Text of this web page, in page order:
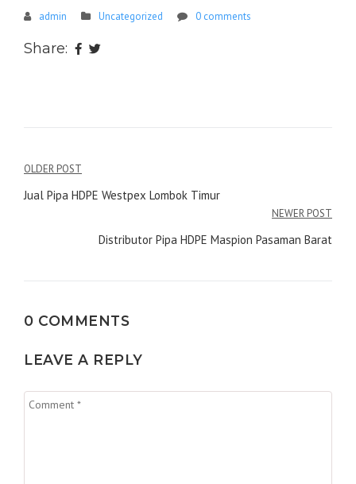
admin Uncategorized 0 comments
Share:
Navigasi
pos
OLDER POST
Jual Pipa HDPE Westpex Lombok Timur
NEWER POST
Distributor Pipa HDPE Maspion Pasaman Barat
0 COMMENTS
LEAVE A REPLY